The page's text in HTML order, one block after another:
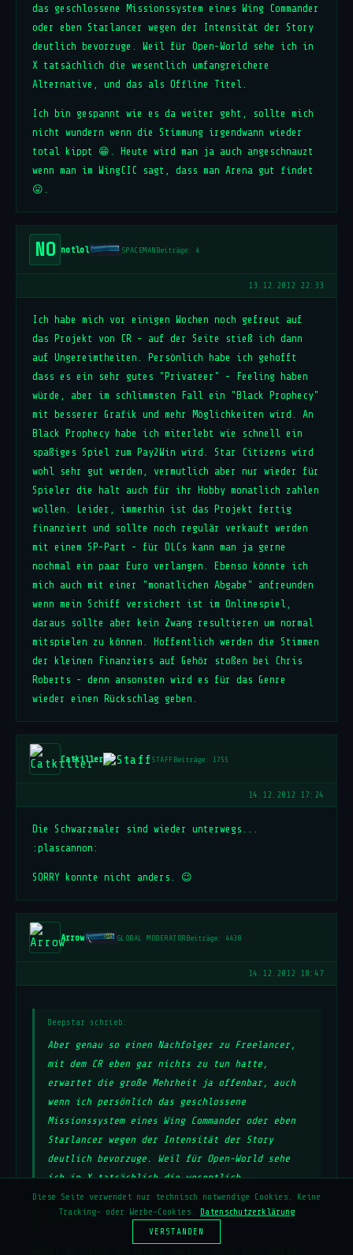
das geschlossene Missionssystem eines Wing Commander
oder eben Starlancer wegen der Intensität der Story
deutlich bevorzuge. Weil für Open-World sehe ich in
X tatsächlich die wesentlich umfangreichere
Alternative, und das als Offline Titel.
Ich bin gespannt wie es da weiter geht, sollte mich
nicht wundern wenn die Stimmung irgendwann wieder
total kippt 😁. Heute wird man ja auch angeschnauzt
wenn man im WingCIC sagt, dass man Arena gut findet
😛.
NO notlol SPACEMANBeiträge: 4
13.12.2012 22:33
Ich habe mich vor einigen Wochen noch gefreut auf
das Projekt von CR - auf der Seite stieß ich dann
auf Ungereimtheiten. Persönlich habe ich gehofft
dass es ein sehr gutes "Privateer" - Feeling haben
würde, aber im schlimmsten Fall ein "Black Prophecy"
mit besserer Grafik und mehr Möglichkeiten wird. An
Black Prophecy habe ich miterlebt wie schnell ein
spaßiges Spiel zum Pay2Win wird. Star Citizens wird
wohl sehr gut werden, vermutlich aber nur wieder für
Spieler die halt auch für ihr Hobby monatlich zahlen
wollen. Leider, immerhin ist das Projekt fertig
finanziert und sollte noch regulär verkauft werden
mit einem SP-Part - für DLCs kann man ja gerne
nochmal ein paar Euro verlangen. Ebenso könnte ich
mich auch mit einer "monatlichen Abgabe" anfreunden
wenn mein Schiff versichert ist im Onlinespiel,
daraus sollte aber kein Zwang resultieren um normal
mitspielen zu können. Hoffentlich werden die Stimmen
der kleinen Finanziers auf Gehör stoßen bei Chris
Roberts - denn ansonsten wird es für das Genre
wieder einen Rückschlag geben.
Catkiller STAFFBeiträge: 1755
14.12.2012 17:24
Die Schwarzmaler sind wieder unterwegs...
:plascannon:
SORRY konnte nicht anders. 😉
Arrow GLOBAL MODERATORBeiträge: 4438
14.12.2012 18:47
Deepstar schrieb:
Aber genau so einen Nachfolger zu Freelancer,
mit dem CR eben gar nichts zu tun hatte,
erwartet die große Mehrheit ja offenbar, auch
wenn ich persönlich das geschlossene
Missionssystem eines Wing Commander oder eben
Starlancer wegen der Intensität der Story
deutlich bevorzuge. Weil für Open-World sehe
ich in X tatsächlich die wesentlich
umfangreichere Alternative, und das als Offline
Titel.
Diese Seite verwendet nur technisch notwendige Cookies. Keine
Tracking- oder Werbe-Cookies. Datenschutzerklärung
VERSTANDEN